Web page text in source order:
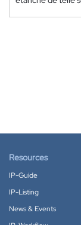
Resources
IP-Guide
IP-Listing
News & Events